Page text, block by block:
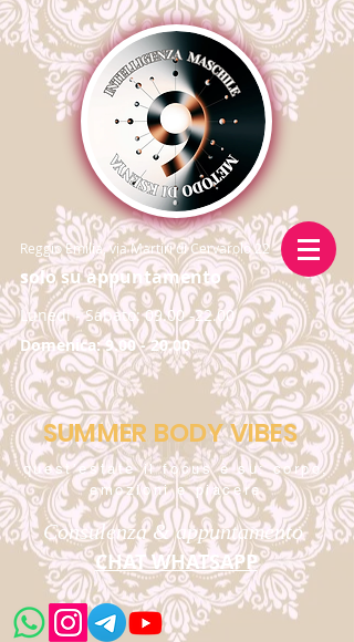
Lunedi - Sabato:09.00 -22.00
Domenica:9.00 - 20.00
Reggio Emilia, via Martiri di Cervarolo 22
solo su appuntamento
SUMMER BODY VIBES
quest’estate il focus è su: corpo,
emozioni e piacere
Consulenza & appuntamento
CHAT WHATSAPP